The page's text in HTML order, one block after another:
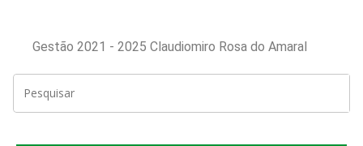
Gestão 2021 - 2025 Claudiomiro Rosa do Amaral